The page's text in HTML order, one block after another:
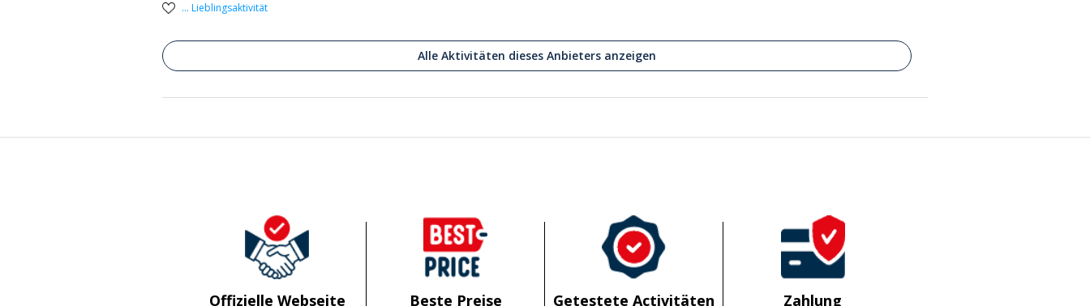
... Lieblingsaktivität
Alle Aktivitäten dieses Anbieters anzeigen
Offizielle Webseite Beste Preise Getestete Activitäten Zahlung